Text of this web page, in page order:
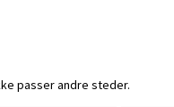
passer andre steder.